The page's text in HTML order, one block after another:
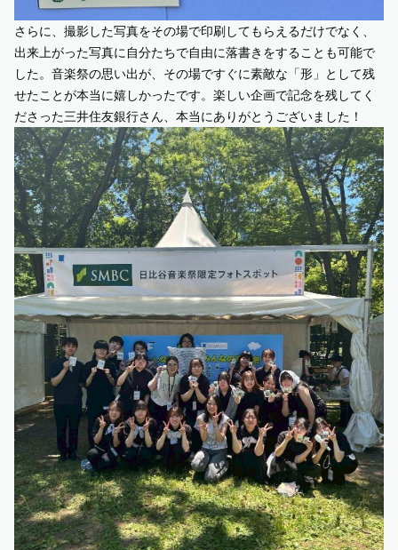
さらに、撮影した写真をその場で印刷してもらえるだけでなく、
出来上がった写真に自分たちで自由に落書きをすることも可能で
した。音楽祭の思い出が、その場ですぐに素敵な「形」として残
せたことが本当に嬉しかったです。楽しい企画で記念を残してく
ださった三井住友銀行さん、本当にありがとうございました！